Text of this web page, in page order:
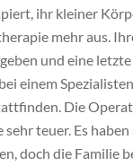
ihr kleiner
mehr aus.
und eine letzte
einem
Die
sehr teuer. Es
doch die Familie